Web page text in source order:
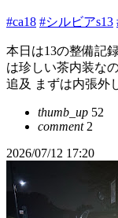
#ca18 #シルビアs13
本日は13の整備記
は珍しい茶内装な
追及 まずは内張外
thumb_up 52
comment2
2026/07/12 17:20